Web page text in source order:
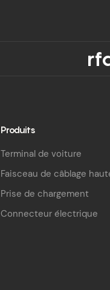
Produits
Terminal de voiture
Faisceau de câblage
Prise de chargement
Connecteur électrique